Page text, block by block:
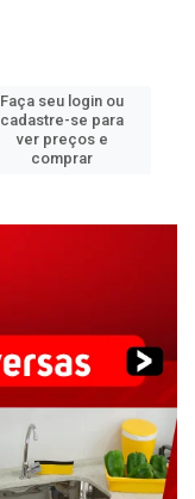
Faça seu login ou
cadastre-se para
ver preços e
comprar